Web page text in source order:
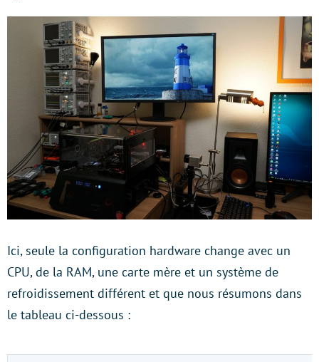
Ici, seule la configuration hardware change avec un
CPU, de la RAM, une carte mère et un système de
refroidissement différent et que nous résumons dans
le tableau ci-dessous :